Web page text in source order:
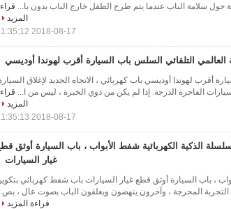
حول سلامة الباب عندما يتم طرح الطفل خارج الباب بدون با...
المزيد
2018-08-17 11:35:12
التلقائي السلس باب السيارة أقرب لهوندا أوديسي
أقرب لهوندا أوديسي باب كهربائي ، الاتجاه الجديد لإغلاق
الفاخرة الدرجة. إذا لم يكن من ذوي الخبرة ، ليس من ا...
المزيد
2018-08-17 11:35:13
ام دبليو 5 سلسلة الذكية الكهربائية شفط الأبواب ، باب السيارة أوثق
غيار السيارات
شفط الأبواب ، باب السيارة أوثق قطع غيار السيارات باب شفط كهربائي
المحرجة ، وآخرون ينهضون ويغلقون الباب بصوت عال ،
قراءة المزيد